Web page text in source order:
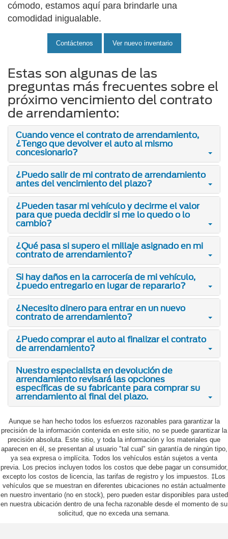
cómodo, estamos aquí para brindarle una
comodidad inigualable.
Contáctenos Ver nuevo inventario
Estas son algunas de las
preguntas más frecuentes sobre el
próximo vencimiento del contrato
de arrendamiento:
Cuando vence el contrato de arrendamiento,
¿Tengo que devolver el auto al mismo
concesionario?
¿Puedo salir de mi contrato de arrendamiento
antes del vencimiento del plazo?
¿Pueden tasar mi vehículo y decirme el valor
para que pueda decidir si me lo quedo o lo
cambio?
¿Qué pasa si supero el millaje asignado en mi
contrato de arrendamiento?
Si hay daños en la carrocería de mi vehículo,
¿puedo entregarlo en lugar de repararlo?
¿Necesito dinero para entrar en un nuevo
contrato de arrendamiento?
¿Puedo comprar el auto al finalizar el contrato
de arrendamiento?
Nuestro especialista en devolución de
arrendamiento revisará las opciones
específicas de su fabricante para comprar su
arrendamiento al final del plazo.
Aunque se han hecho todos los esfuerzos razonables para garantizar la
precisión de la información contenida en este sitio, no se puede garantizar la
precisión absoluta. Este sitio, y toda la información y los materiales que
aparecen en él, se presentan al usuario "tal cual" sin garantía de ningún tipo,
ya sea expresa o implícita. Todos los vehículos están sujetos a venta
previa. Los precios incluyen todos los costos que debe pagar un consumidor,
excepto los costos de licencia, las tarifas de registro y los impuestos. ‡Los
vehículos que se muestran en diferentes ubicaciones no están actualmente
en nuestro inventario (no en stock), pero pueden estar disponibles para usted
en nuestra ubicación dentro de una fecha razonable desde el momento de su
solicitud, que no exceda una semana.